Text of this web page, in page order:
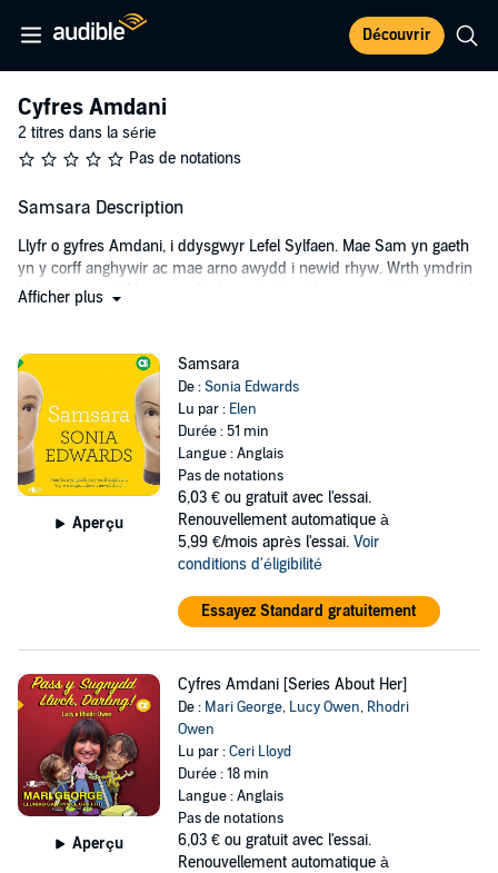
Découvrir
Cyfres Amdani
2 titres dans la série
Pas de notations
Samsara Description
Llyfr o gyfres Amdani, i ddysgwyr Lefel Sylfaen. Mae Sam yn gaeth
yn y corff anghywir ac mae arno awydd i newid rhyw. Wrth ymdrin
â'r pwnc sensitif hwn gwelir rhwystredigaeth y cymeriad ac ymateb
A book for Welsh Learners, Foundation Level. Sam feels confined in
the wrong body and wishes to change sex. The book deals with a
sensitive subject as we follow the main character's frustration and
the response of those closest to him.
Please note: This audiobook is in Welsh.
©2018 Y Lolfa (P)2018 Y Lolfa
Afficher plus
Aperçu
Samsara
De :Sonia Edwards
Lu par : Elen
Durée : 51 min
Langue : Anglais
Pas de notations
6,03 € ou gratuit avec l'essai.
Renouvellement automatique à
5,99 €/mois après l'essai. Voir
conditions d'éligibilité
Essayez Standard gratuitement
Aperçu
Cyfres Amdani [Series About Her]
De : Mari George, Lucy Owen, Rhodri
Owen
Lu par :Ceri Lloyd
Durée : 18 min
Langue : Anglais
Pas de notations
6,03 € ou gratuit avec l'essai.
Renouvellement automatique à